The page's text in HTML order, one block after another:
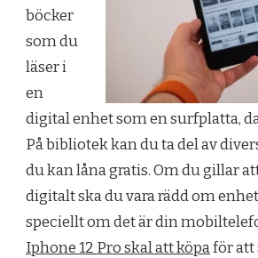
böcker
som du
läser i
en
digital enhet som en surfplatta,
På bibliotek kan du ta del av
du kan låna gratis. Om du gillar
digitalt ska du vara rädd om
speciellt om det är din
Iphone 12 Pro skal att köpaför att